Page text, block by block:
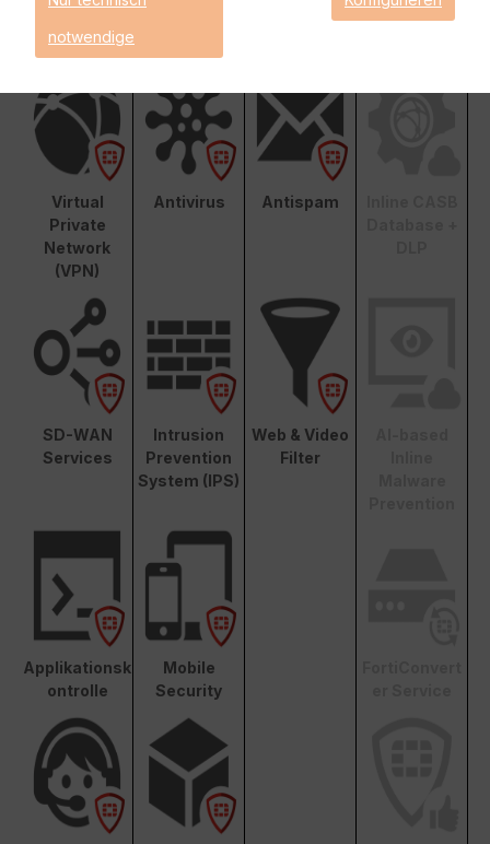
nalität
Virtual
Private
Network
(VPN)
Antivirus Antispam
SD-WAN
Services
Intrusion
Prevention
System (IPS)
Web & Video
Filter
Applikationsk
ontrolle
Mobile
Security
notwendige